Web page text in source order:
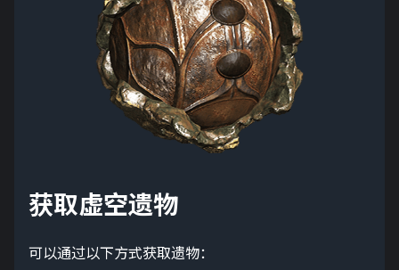
获取虚空遗物
可以通过以下方式获取遗物：